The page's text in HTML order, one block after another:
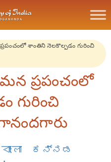
శాంతిని నెలకొల్పడం గురించి
ప్రపంచంలో
గురించి
বাংলা
ಕನ್ನಡ